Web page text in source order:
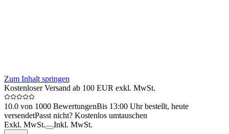
Zum Inhalt springen
Kostenloser Versand ab 100 EUR exkl. MwSt.
10.0 von 1000 BewertungenBis 13:00 Uhr bestellt, heute
versendetPasst nicht? Kostenlos umtauschen
Exkl. MwSt.
Inkl. MwSt.